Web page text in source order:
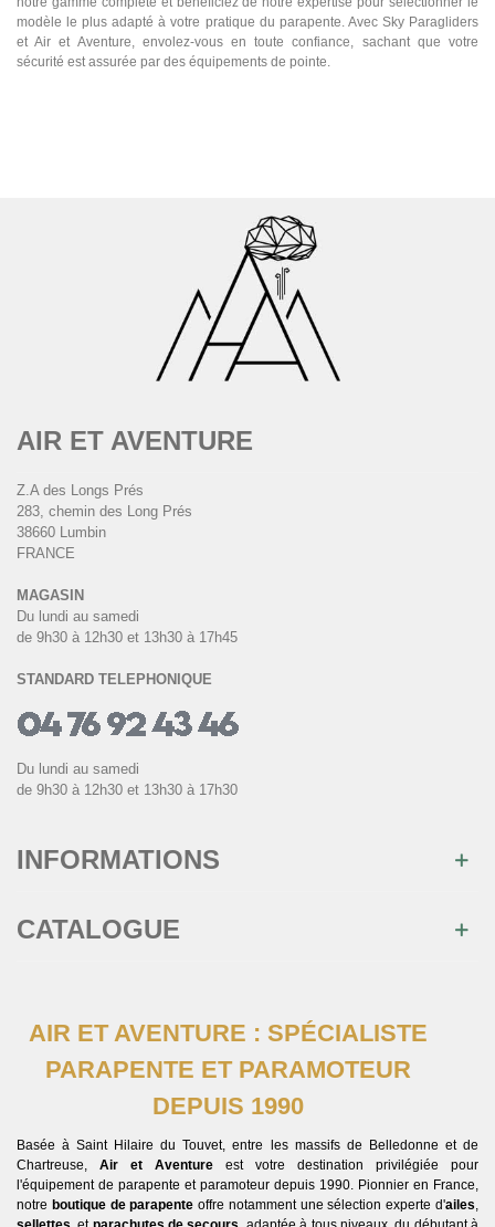
modèle le plus adapté à votre pratique du parapente. Avec Sky Paragliders
et Air et Aventure, envolez-vous en toute confiance, sachant que votre
sécurité est assurée par des équipements de pointe.
AIR ET AVENTURE
Z.A des Longs Prés
283, chemin des Long Prés
38660 Lumbin
FRANCE
MAGASIN
Du lundi au samedi
de 9h30 à 12h30 et 13h30 à 17h45
STANDARD TELEPHONIQUE
Du lundi au samedi
de 9h30 à 12h30 et 13h30 à 17h30
INFORMATIONS
CATALOGUE
AIR ET AVENTURE : SPÉCIALISTE
PARAPENTE ET PARAMOTEUR
DEPUIS 1990
Basée à Saint Hilaire du Touvet, entre les massifs de Belledonne et de
Chartreuse, Air et Aventure est votre destination privilégiée pour
l'équipement de parapente et paramoteur depuis 1990. Pionnier en France,
notre boutique de parapente offre notamment une sélection experte d'ailes,